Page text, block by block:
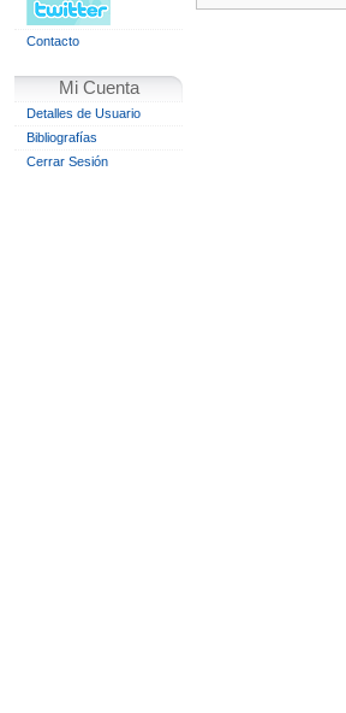
Contacto
Mi Cuenta
Detalles de Usuario
Bibliografías
Cerrar Sesión